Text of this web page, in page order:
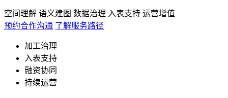
空间理解 语义建图 数据治理 入表支持 运营增值
预约合作沟通 了解服务路径
加工治理
入表支持
融资协同
持续运营